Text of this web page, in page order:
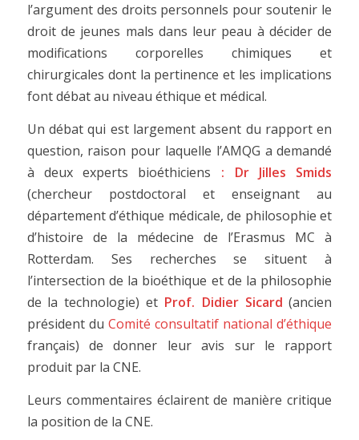
l’argument des droits personnels pour soutenir le
droit de jeunes mals dans leur peau à décider de
modifications corporelles chimiques et
chirurgicales dont la pertinence et les implications
font débat au niveau éthique et médical.
Un débat qui est largement absent du rapport en
question, raison pour laquelle l’AMQG a demandé
à deux experts bioéthiciens : Dr Jilles Smids
(chercheur postdoctoral et enseignant au
département d’éthique médicale, de philosophie et
d’histoire de la médecine de l’Erasmus MC à
Rotterdam. Ses recherches se situent à
l’intersection de la bioéthique et de la philosophie
de la technologie) et Prof. Didier Sicard (ancien
président du Comité consultatif national d’éthique
français) de donner leur avis sur le rapport
produit par la CNE.
Leurs commentaires éclairent de manière critique
la position de la CNE.